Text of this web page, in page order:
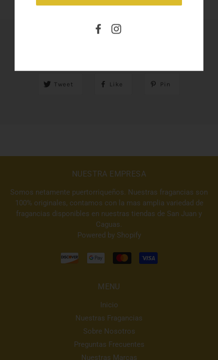
Tweet Like Pin
NUESTRA EMPRESA
Somos netamente puertorriqueños. Nuestras fragancias son
100% originales, contamos con la mas amplia variedad de
fragancias disponibles en nuestras tiendas de San Juan y
Caguas.
Powered by Shopify
MENU
Inicio
Nuestras Fragancias
Sobre Nosotros
Preguntas Frecuentes
Nuestras Marcas